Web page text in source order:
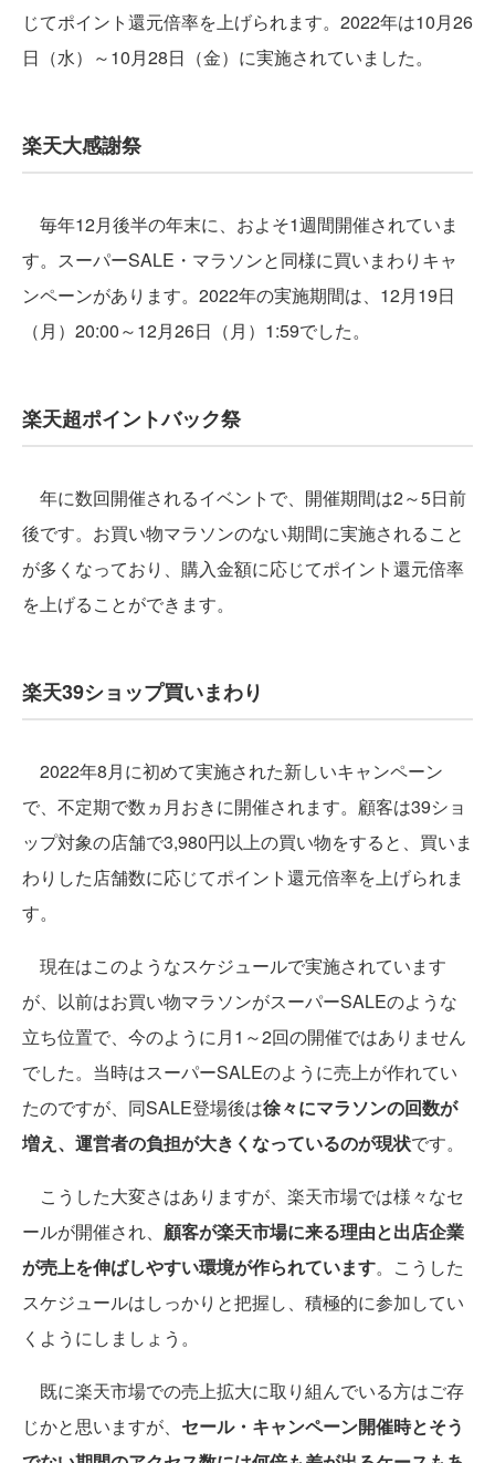
じてポイント還元倍率を上げられます。2022年は10月26
日（水）～10月28日（金）に実施されていました。
楽天大感謝祭
毎年12月後半の年末に、およそ1週間開催されていま
す。スーパーSALE・マラソンと同様に買いまわりキャ
ンペーンがあります。2022年の実施期間は、12月19日
（月）20:00～12月26日（月）1:59でした。
楽天超ポイントバック祭
年に数回開催されるイベントで、開催期間は2～5日前
後です。お買い物マラソンのない期間に実施されること
が多くなっており、購入金額に応じてポイント還元倍率
を上げることができます。
楽天39ショップ買いまわり
2022年8月に初めて実施された新しいキャンペーン
で、不定期で数ヵ月おきに開催されます。顧客は39ショ
ップ対象の店舗で3,980円以上の買い物をすると、買いま
わりした店舗数に応じてポイント還元倍率を上げられま
す。
現在はこのようなスケジュールで実施されています
が、以前はお買い物マラソンがスーパーSALEのような
立ち位置で、今のように月1～2回の開催ではありません
でした。当時はスーパーSALEのように売上が作れてい
たのですが、同SALE登場後は徐々にマラソンの回数が
増え、運営者の負担が大きくなっているのが現状です。
こうした大変さはありますが、楽天市場では様々なセ
ールが開催され、 顧客が楽天市場に来る理由と出店企業
が売上を伸ばしやすい環境が作られています。こうした
スケジュールはしっかりと把握し、積極的に参加してい
くようにしましょう。
既に楽天市場での売上拡大に取り組んでいる方はご存
じかと思いますが、 セール・キャンペーン開催時とそう